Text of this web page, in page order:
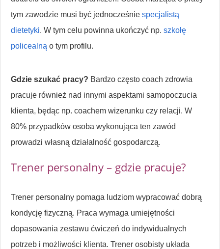
tym zawodzie musi być jednocześniespecjalistą
dietetyki. W tym celu powinna ukończyć np.szkołę
policealnąo tym profilu.
Gdzie szukać pracy? Bardzo często coach zdrowia
pracuje również nad innymi aspektami samopoczucia
klienta, będąc np. coachem wizerunku czy relacji. W
80% przypadków osoba wykonująca ten zawód
prowadzi własną działalność gospodarczą.
Trener personalny – gdzie pracuje?
Trener personalny pomaga ludziom wypracować dobrą
kondycję fizyczną. Praca wymaga umiejętności
dopasowania zestawu ćwiczeń do indywidualnych
potrzeb i możliwości klienta. Trener osobisty układa